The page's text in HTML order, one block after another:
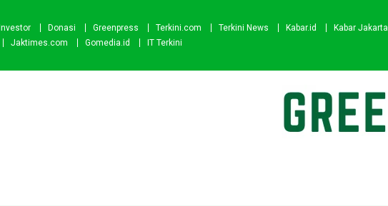
Investor Donasi Greenpress Terkini.com Terkini News Kabar.id Kabar Jakarta
Jaktimes.com Gomedia.id IT Terkini